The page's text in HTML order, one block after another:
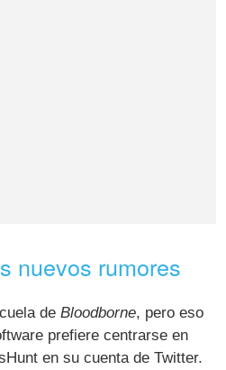
nuevos rumores
deBloodborne, pero eso
prefiere centrarse en
en su cuenta de Twitter.